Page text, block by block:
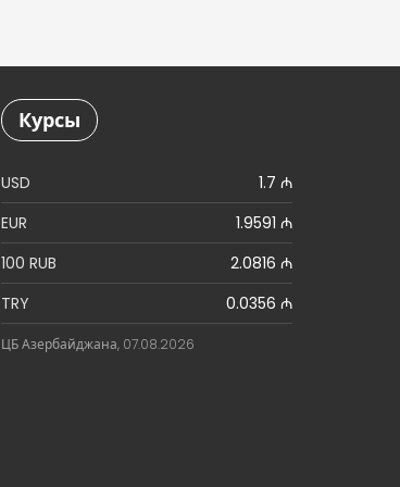
Курсы
USD
1.7 ₼
EUR
1.9591 ₼
100 RUB
2.0816 ₼
TRY
0.0356 ₼
ЦБ Азербайджана, 07.08.2026